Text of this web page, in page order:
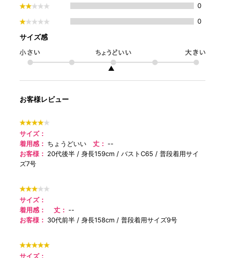
0
0
サイズ感
▲
お客様レビュー
サイズ：
着用感： ちょうどいい 丈： --
お客様： 20代後半 身長159cm バストC65
普段着用サイ
ズ7号
サイズ：
着用感：
丈： --
お客様： 30代前半 身長158cm 普段着用サイズ9号
サイズ：